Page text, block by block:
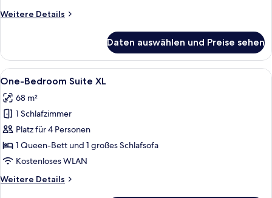
Weitere Details
Weitere
Bedroom
Suite
L
Daten auswählen und Preise sehen
Alle
Fotos
für
One-
Bedroom
Suite
XL
Ein modernes Schlafzimmer mit
17
One-Bedroom Suite XL
68 m²
1 Schlafzimmer
Platz für 4 Personen
1 Queen-Bett und 1 großes Schlafsofa
Kostenloses WLAN
Weitere Details
Weitere